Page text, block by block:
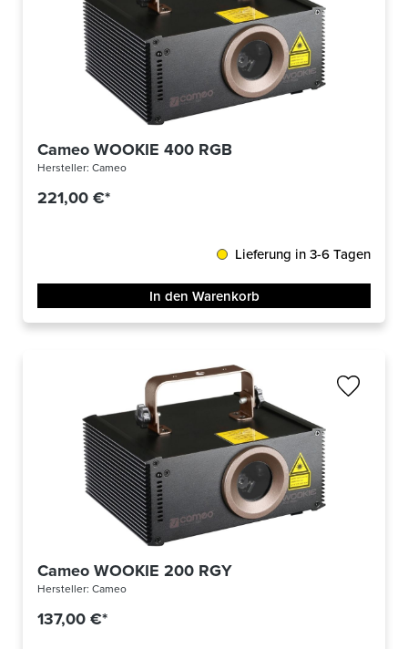
Cameo WOOKIE 400 RGB
Hersteller: Cameo
221,00 €*
Lieferung in 3-6 Tagen
In den Warenkorb
Cameo WOOKIE 200 RGY
Hersteller: Cameo
137,00 €*